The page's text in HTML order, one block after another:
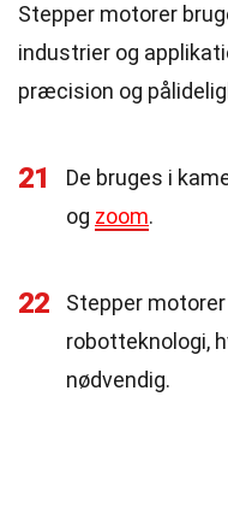
Stepper motorer
industrier og
præcision og
21
De bruges i
og zoom.
22
Stepper
robotteknologi,
nødvendig.